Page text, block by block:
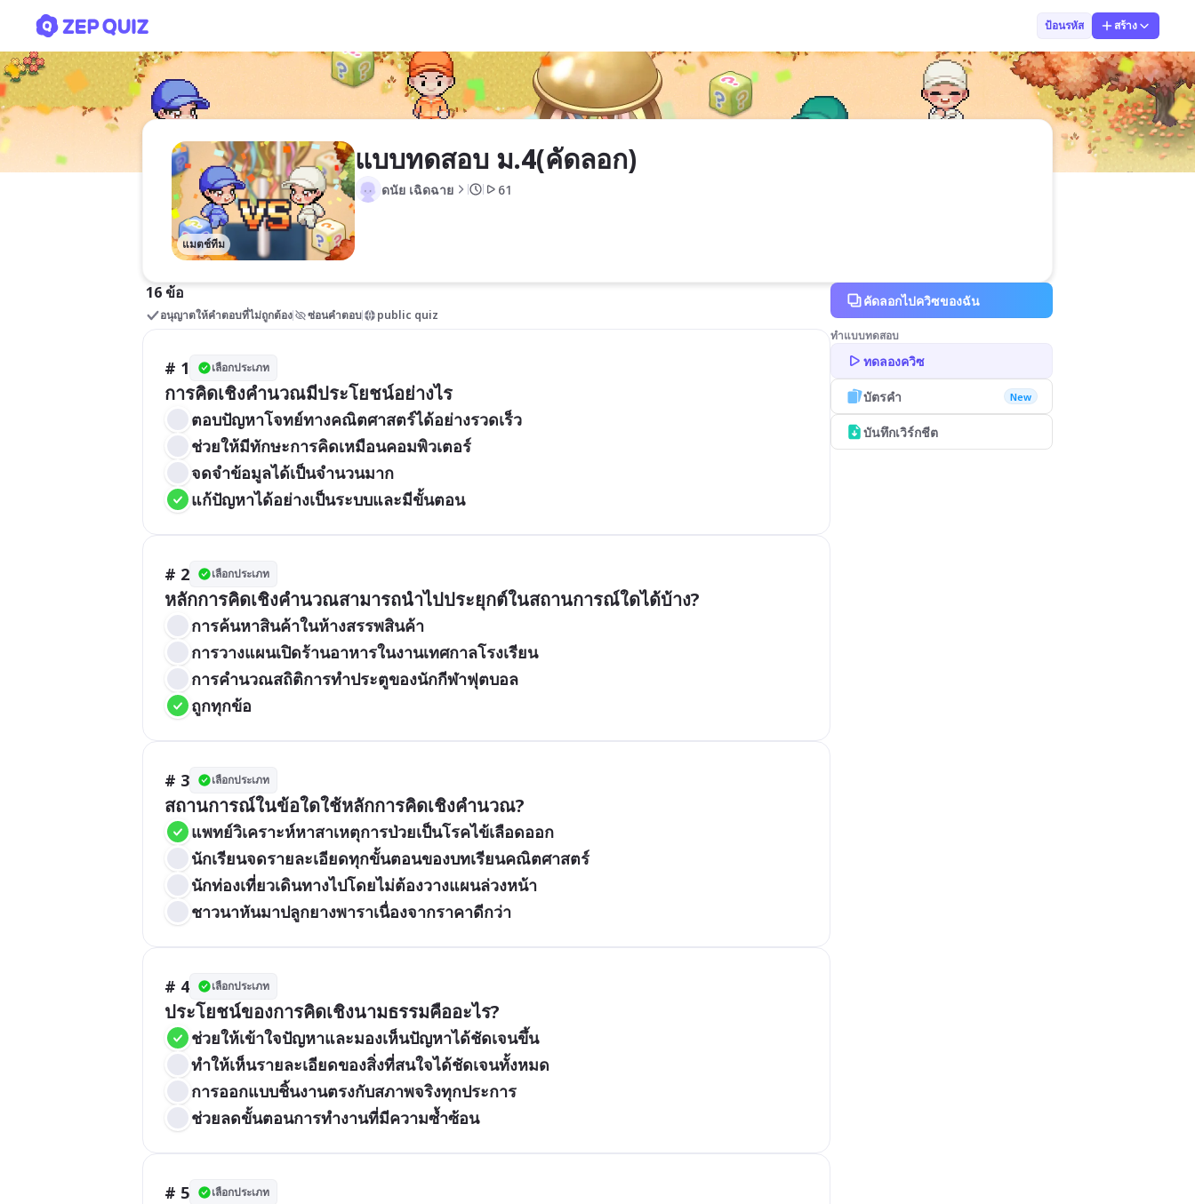
ป้อนรหัส สร้าง
แมตช์ทีม
แบบทดสอบ ม.4(คัดลอก)
ดนัย เฉิดฉาย 61
16 ข้อ
อนุญาตให้คำตอบที่ไม่ถูกต้อง ซ่อนคำตอบ public quiz
# 1 เลือกประเภท
ตอบปัญหาโจทย์ทางคณิตศาสตร์ได้อย่างรวดเร็ว
ช่วยให้มีทักษะการคิดเหมือนคอมพิวเตอร์
จดจำข้อมูลได้เป็นจำนวนมาก
แก้ปัญหาได้อย่างเป็นระบบและมีขั้นตอน
# 2 เลือกประเภท
หลักการคิดเชิงคำนวณสามารถนำไปประยุกต์ในสถานการณ์ใดได้บ้าง?
การค้นหาสินค้าในห้างสรรพสินค้า
การวางแผนเปิดร้านอาหารในงานเทศกาลโรงเรียน
การคำนวณสถิติการทำประตูของนักกีฬาฟุตบอล
ถูกทุกข้อ
# 3 เลือกประเภท
สถานการณ์ในข้อใดใช้หลักการคิดเชิงคำนวณ?
แพทย์วิเคราะห์หาสาเหตุการป่วยเป็นโรคไข้เลือดออก
นักเรียนจดรายละเอียดทุกขั้นตอนของบทเรียนคณิตศาสตร์
นักท่องเที่ยวเดินทางไปโดยไม่ต้องวางแผนล่วงหน้า
ชาวนาหันมาปลูกยางพาราเนื่องจากราคาดีกว่า
# 4 เลือกประเภท
ประโยชน์ของการคิดเชิงนามธรรมคืออะไร?
ช่วยให้เข้าใจปัญหาและมองเห็นปัญหาได้ชัดเจนขึ้น
ทำให้เห็นรายละเอียดของสิ่งที่สนใจได้ชัดเจนทั้งหมด
การออกแบบชิ้นงานตรงกับสภาพจริงทุกประการ
ช่วยลดขั้นตอนการทำงานที่มีความซ้ำซ้อน
# 5 เลือกประเภท
คัดลอกไปควิซของฉัน
ทำแบบทดสอบ
ทดลองควิซ
บัตรคำ New
บันทึกเวิร์กชีต